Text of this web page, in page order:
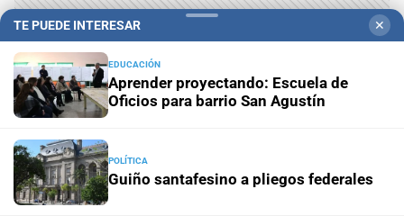
Te puede interesar
TE PUEDE INTERESAR ✕
EDUCACIÓN
Aprender proyectando: Escuela de
Oficios para barrio San Agustín
POLÍTICA
Guiño santafesino a pliegos federales